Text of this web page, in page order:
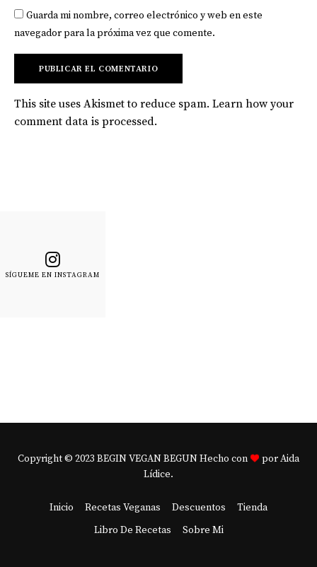
Guarda mi nombre, correo electrónico y web en este
navegador para la próxima vez que comente.
This site uses Akismet to reduce spam. Learn how your
comment data is processed.
SÍGUEME EN INSTAGRAM
Inicio Recetas Veganas Descuentos
Tienda
Libro De Recetas
Sobre Mi
Copyright © 2023 BEGIN VEGAN BEGUN Hecho con
por Aida
Lídice.